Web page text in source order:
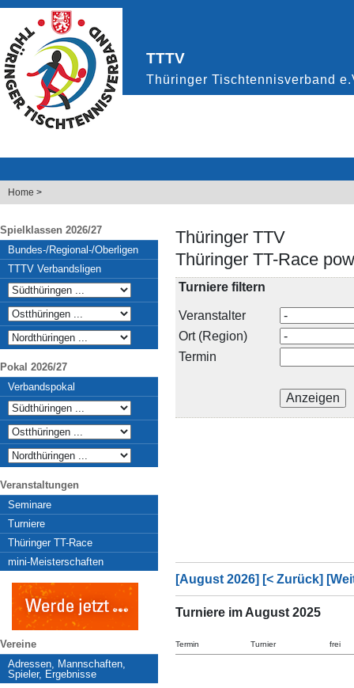
Home >
Spielklassen 2026/27
Bundes-/Regional-/Oberligen
TTTV Verbandsligen
Pokal 2026/27
Verbandspokal
Veranstaltungen
Seminare
Turniere
Thüringer TT-Race
mini-Meisterschaften
Vereine
Adressen, Mannschaften,
Spieler, Ergebnisse
Thüringer TTV
Thüringer TT-Race
Turniere filtern
Veranstalter
Ort (Region)
Termin
[August 2026] [< Zurück]
Turniere im August 2025
Termin Turnier frei